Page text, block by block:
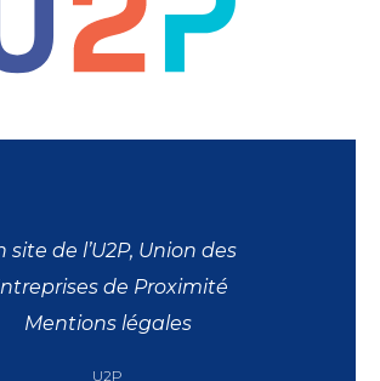
site de l’U2P, Union des
de Proximité
Mentions légales
U2P